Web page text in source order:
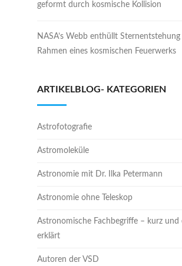
geformt durch kosmische Kollision
NASA’s Webb enthüllt Sternentstehung
Rahmen eines kosmischen Feuerwerks
ARTIKELBLOG- KATEGORIEN
Astrofotografie
Astromoleküle
Astronomie mit Dr. Ilka Petermann
Astronomie ohne Teleskop
Astronomische Fachbegriffe – kurz und
erklärt
Autoren der VSD